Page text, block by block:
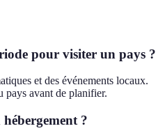
pour visiter un pays ?
et des événements locaux.
pays avant de planifier.
?